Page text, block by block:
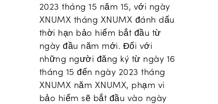
2023 tháng 15 năm 15, với ngày
XNUMX tháng XNUMX đánh dấu
thời hạn bảo hiểm bắt đầu từ
ngày đầu năm mới. Đối với
những người đăng ký từ ngày 16
tháng 15 đến ngày 2023 tháng
XNUMX năm XNUMX, phạm vi
bảo hiểm sẽ bắt đầu vào ngày